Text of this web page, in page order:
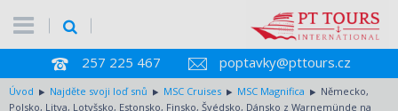
257 225 467 poptavky@pttours.cz
Úvod Najděte svoji loď snů MSC Cruises MSC Magnifica
Německo,
Polsko, Litva, Lotyšsko, Estonsko, Finsko, Švédsko, Dánsko z Warnemünde na